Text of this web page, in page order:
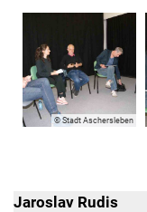
© Stadt Aschersleben
Jaroslav Rudis